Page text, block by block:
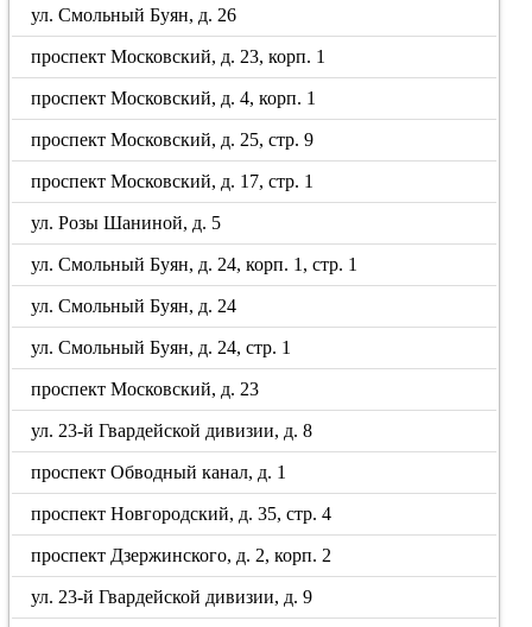
ул. Смольный Буян, д. 26
проспект Московский, д. 23, корп. 1
проспект Московский, д. 4, корп. 1
проспект Московский, д. 25, стр. 9
проспект Московский, д. 17, стр. 1
ул. Розы Шаниной, д. 5
ул. Смольный Буян, д. 24, корп. 1, стр. 1
ул. Смольный Буян, д. 24
ул. Смольный Буян, д. 24, стр. 1
проспект Московский, д. 23
ул. 23-й Гвардейской дивизии, д. 8
проспект Обводный канал, д. 1
проспект Новгородский, д. 35, стр. 4
проспект Дзержинского, д. 2, корп. 2
ул. 23-й Гвардейской дивизии, д. 9